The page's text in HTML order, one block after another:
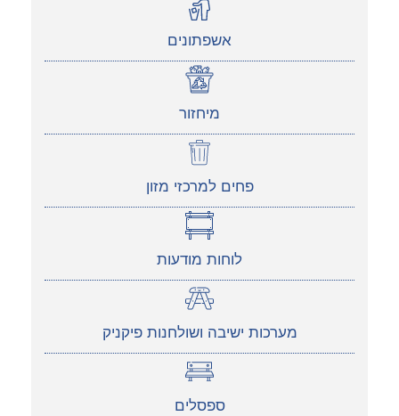
אשפתונים
מיחזור
פחים למרכזי מזון
לוחות מודעות
מערכות ישיבה ושולחנות פיקניק
ספסלים